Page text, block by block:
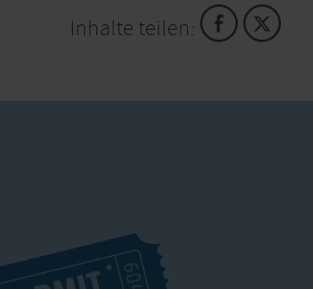
C. und Rainer von der
ein. So wie die
Inhalte teilen: